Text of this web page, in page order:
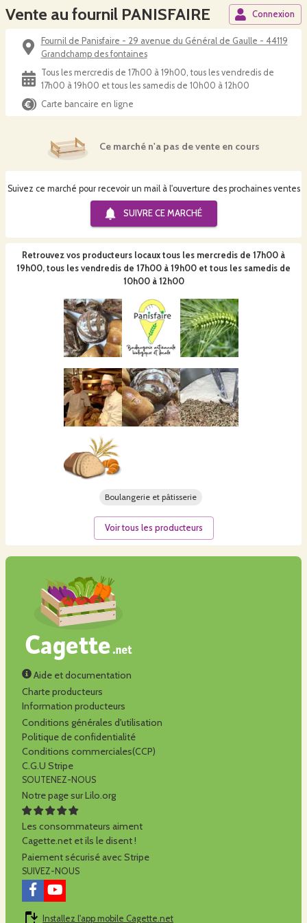
Vente au fournil PANISFAIRE Connexion
Fournil de Panisfaire - 29 avenue du Général de Gaulle - 44119
Grandchamp des fontaines
Tous les mercredis de 17h00 à 19h00, tous les vendredis de
17h00 à 19h00 et tous les samedis de 10h00 à 12h00
Carte bancaire en ligne
Ce marché n'a pas de vente en cours
Suivez ce marché pour recevoir un mail à l'ouverture des prochaines ventes
SUIVRE CE MARCHÉ
Retrouvez vos producteurs locaux tous les mercredis de 17h00 à
19h00, tous les vendredis de 17h00 à 19h00 et tous les samedis de
10h00 à 12h00
Boulangerie et pâtisserie
Voir tous les producteurs
Aide et documentation
Charte producteurs
Information producteurs
Conditions générales d'utilisation
Politique de confidentialité
Conditions commerciales(CCP)
C.G.U Stripe
SOUTENEZ-NOUS
Notre page sur Lilo.org
Les consommateurs aiment
Cagette.net et ils le disent !
Paiement sécurisé avec Stripe
SUIVEZ-NOUS
Installez l'app mobile Cagette.net